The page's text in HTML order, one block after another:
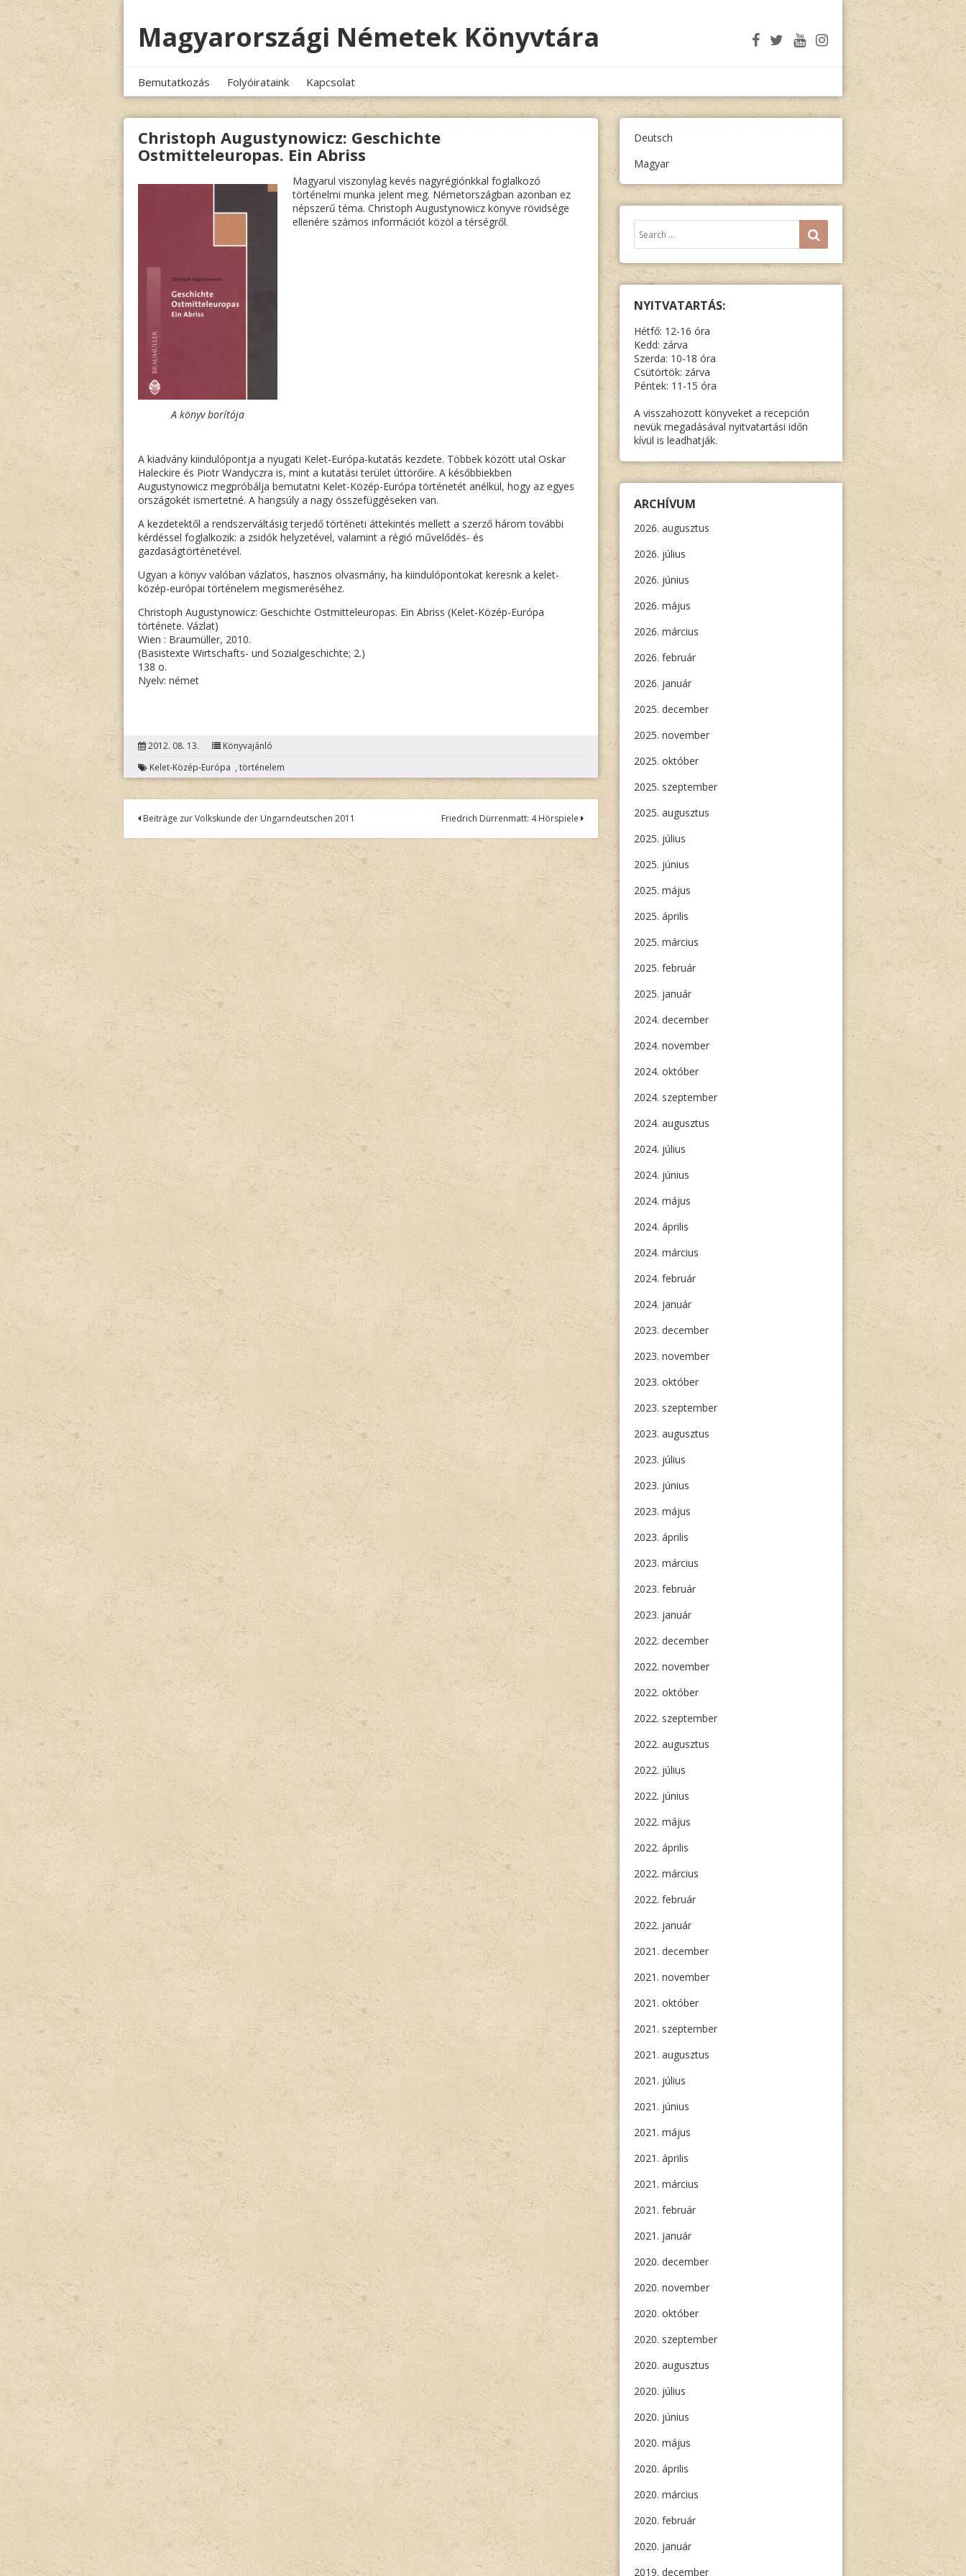
Megszakítás
Magyarországi Németek Könyvtára
Bemutatkozás Folyóirataink Kapcsolat
Christoph Augustynowicz: Geschichte
Ostmitteleuropas. Ein Abriss
A könyv borítója
Magyarul viszonylag kevés nagyrégiónkkal foglalkozó
történelmi munka jelent meg. Németországban azonban ez
népszerű téma. Christoph Augustynowicz könyve rövidsége
ellenére számos információt közöl a térségről.
A kiadvány kiindulópontja a nyugati Kelet-Európa-kutatás kezdete. Többek között utal Oskar
Haleckire és Piotr Wandyczra is, mint a kutatási terület úttörőire. A későbbiekben
Augustynowicz megpróbálja bemutatni Kelet-Közép-Európa történetét anélkül, hogy az egyes
országokét ismertetné. A hangsúly a nagy összefüggéseken van.
A kezdetektől a rendszerváltásig terjedő történeti áttekintés mellett a szerző három további
kérdéssel foglalkozik: a zsidók helyzetével, valamint a régió művelődés- és
gazdaságtörténetével.
Ugyan a könyv valóban vázlatos, hasznos olvasmány, ha kiindulópontokat keresnk a kelet-
közép-európai történelem megismeréséhez.
Christoph Augustynowicz: Geschichte Ostmitteleuropas. Ein Abriss (Kelet-Közép-Európa
története. Vázlat)
Wien : Braumüller, 2010.
(Basistexte Wirtschafts- und Sozialgeschichte; 2.)
138 o.
Nyelv: német
2012. 08. 13.
Könyvajánló
Kelet-Közép-Európa , történelem
Bejegyzés
navigáció
Beiträge zur Volkskunde der Ungarndeutschen 2011 Friedrich Dürrenmatt: 4 Hörspiele
Deutsch
Magyar
Keresés: SEARCH
NYITVATARTÁS:
Hétfő: 12-16 óra
Kedd: zárva
Szerda: 10-18 óra
Csütörtök: zárva
Péntek: 11-15 óra
A visszahozott könyveket a recepción
nevük megadásával nyitvatartási időn
kívül is leadhatják.
ARCHÍVUM
2026. augusztus
2026. július
2026. június
2026. május
2026. március
2026. február
2026. január
2025. december
2025. november
2025. október
2025. szeptember
2025. augusztus
2025. július
2025. június
2025. május
2025. április
2025. március
2025. február
2025. január
2024. december
2024. november
2024. október
2024. szeptember
2024. augusztus
2024. július
2024. június
2024. május
2024. április
2024. március
2024. február
2024. január
2023. december
2023. november
2023. október
2023. szeptember
2023. augusztus
2023. július
2023. június
2023. május
2023. április
2023. március
2023. február
2023. január
2022. december
2022. november
2022. október
2022. szeptember
2022. augusztus
2022. július
2022. június
2022. május
2022. április
2022. március
2022. február
2022. január
2021. december
2021. november
2021. október
2021. szeptember
2021. augusztus
2021. július
2021. június
2021. május
2021. április
2021. március
2021. február
2021. január
2020. december
2020. november
2020. október
2020. szeptember
2020. augusztus
2020. július
2020. június
2020. május
2020. április
2020. március
2020. február
2020. január
2019. december